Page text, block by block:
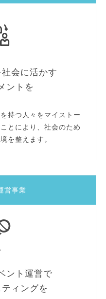
会に活かす
ントを
持つ人々をマイストー
とにより、社会のため
を整えます。
営事業
ント運営で
ィングを